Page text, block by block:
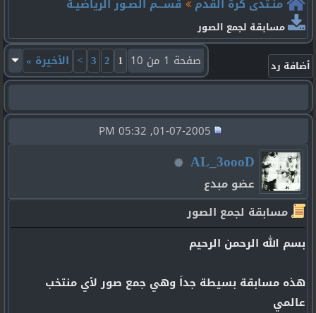
منـتدى كرة القدم
قســـم الصـور الرياضيـة
مسابقة لجمع الصور
صفحة 1 من 10 الأخيرة»
01-07-2005, 05:32 PM
AL_3oooD
عضو مبدع
مسابقة لجمع الصور
بسم الله الرحمن الرحيم
هذه مسابقة بسيطة جداَ وهي جمع صور لأي منتخب
عالمي